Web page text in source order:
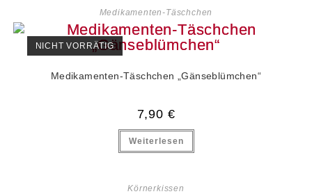
Medikamenten-Täschchen
NICHT VORRÄTIG
Medikamenten-Täschchen „Gänseblümchen“
7,90 €
Weiterlesen
Körnerkissen